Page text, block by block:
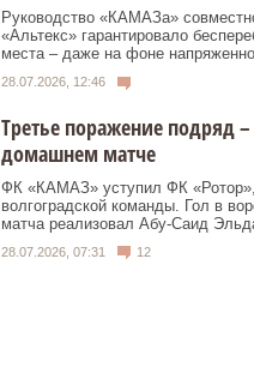
Руководство «КАМАЗа»
«Альтекс» гарантировало
места – даже на фоне
28.07.2026, 12:46
Третье поражение подряд
домашнем матче
ФК «КАМАЗ» уступил ФК «Ротор»,
волгоградской команды. Гол в
матча реализовал Абу-Саид
28.07.2026, 07:31 12